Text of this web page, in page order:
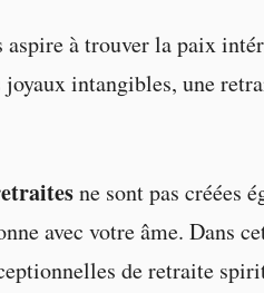
aspire à trouver la paix
joyaux intangibles, une
ne sont pas créées
avec votre âme. Dans
de retraite